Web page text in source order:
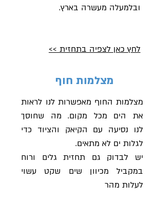
ובלמעלה מעשרה בארץ.
לחץ כאן לצפיה בתחזית >>
מצלמות חוף
מצלמות החוף מאפשרות לנו לראות
את הים מכל מקום. מה שחוסך
לנו נסיעה עם הקיאק והציוד כדי
לגלות ים לא מתאים.
יש לבדוק גם תחזית גלים ורוח
במקביל מכיוון שים שקט עשוי
לעלות מהר